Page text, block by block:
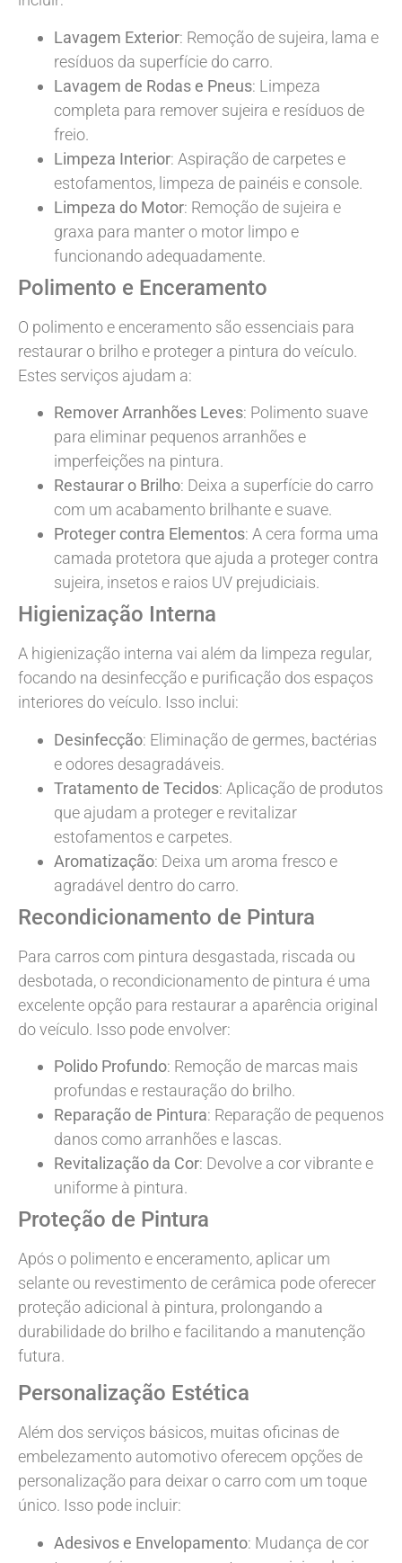
Lavagem Exterior: Remoção de sujeira, lama e
resíduos da superfície do carro.
Lavagem de Rodas e Pneus: Limpeza
completa para remover sujeira e resíduos de
freio.
Limpeza Interior: Aspiração de carpetes e
estofamentos, limpeza de painéis e console.
Limpeza do Motor: Remoção de sujeira e
graxa para manter o motor limpo e
funcionando adequadamente.
Polimento e Enceramento
O polimento e enceramento são essenciais para
restaurar o brilho e proteger a pintura do veículo.
Estes serviços ajudam a:
Remover Arranhões Leves: Polimento suave
para eliminar pequenos arranhões e
imperfeições na pintura.
Restaurar o Brilho: Deixa a superfície do carro
com um acabamento brilhante e suave.
Proteger contra Elementos: A cera forma uma
camada protetora que ajuda a proteger contra
sujeira, insetos e raios UV prejudiciais.
Higienização Interna
A higienização interna vai além da limpeza regular,
focando na desinfecção e purificação dos espaços
interiores do veículo. Isso inclui:
Desinfecção: Eliminação de germes, bactérias
e odores desagradáveis.
Tratamento de Tecidos: Aplicação de produtos
que ajudam a proteger e revitalizar
estofamentos e carpetes.
Aromatização: Deixa um aroma fresco e
agradável dentro do carro.
Recondicionamento de Pintura
Para carros com pintura desgastada, riscada ou
desbotada, o recondicionamento de pintura é uma
excelente opção para restaurar a aparência original
do veículo. Isso pode envolver:
Polido Profundo: Remoção de marcas mais
profundas e restauração do brilho.
Reparação de Pintura: Reparação de pequenos
danos como arranhões e lascas.
Revitalização da Cor: Devolve a cor vibrante e
uniforme à pintura.
Proteção de Pintura
Após o polimento e enceramento, aplicar um
selante ou revestimento de cerâmica pode oferecer
proteção adicional à pintura, prolongando a
durabilidade do brilho e facilitando a manutenção
futura.
Personalização Estética
Além dos serviços básicos, muitas oficinas de
embelezamento automotivo oferecem opções de
personalização para deixar o carro com um toque
único. Isso pode incluir:
Adesivos e Envelopamento: Mudança de cor